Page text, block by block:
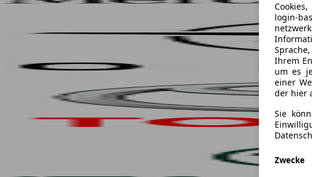
login-
Ihrem
um es
einer
der hier
Sie
Zwecke